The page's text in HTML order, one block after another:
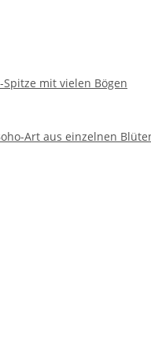
mit vielen Bögen